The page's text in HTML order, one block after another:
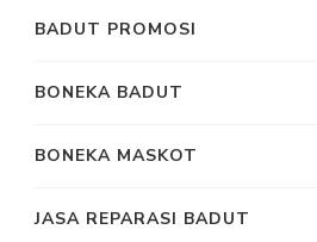
BADUT PROMOSI
BONEKA BADUT
BONEKA MASKOT
JASA REPARASI BADUT